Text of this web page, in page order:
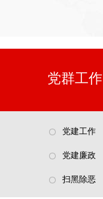
党群工作
党建工作
党建廉政
扫黑除恶